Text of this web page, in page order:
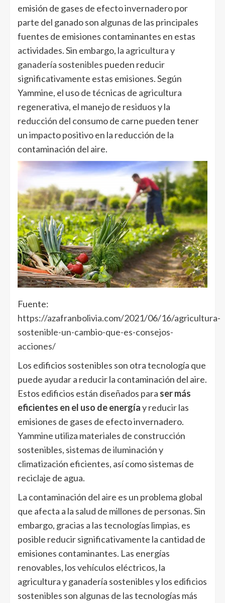
emisión de gases de efecto invernadero por
parte del ganado son algunas de las principales
fuentes de emisiones contaminantes en estas
actividades. Sin embargo, la agricultura y
ganadería sostenibles pueden reducir
significativamente estas emisiones. Según
Yammine, el uso de técnicas de agricultura
regenerativa, el manejo de residuos y la
reducción del consumo de carne pueden tener
un impacto positivo en la reducción de la
contaminación del aire.
Fuente:
https://azafranbolivia.com/2021/06/16/agricultura-
sostenible-un-cambio-que-es-consejos-
acciones/
Los edificios sostenibles son otra tecnología que
puede ayudar a reducir la contaminación del aire.
Estos edificios están diseñados para ser más
eficientes en el uso de energíay reducir las
emisiones de gases de efecto invernadero.
Yammine utiliza materiales de construcción
sostenibles, sistemas de iluminación y
climatización eficientes, así como sistemas de
reciclaje de agua.
La contaminación del aire es un problema global
que afecta a la salud de millones de personas. Sin
embargo, gracias a las tecnologías limpias, es
posible reducir significativamente la cantidad de
emisiones contaminantes. Las energías
renovables, los vehículos eléctricos, la
agricultura y ganadería sostenibles y los edificios
sostenibles son algunas de las tecnologías más